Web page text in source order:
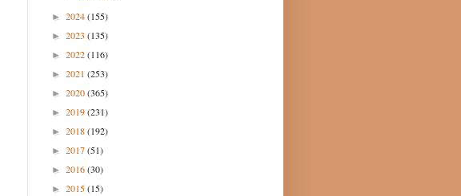
► 2024(155)
► 2023 (135)
► 2022(116)
► 2021 (253)
► 2020(365)
► 2019(231)
► 2018(192)
► 2017(51)
► 2016(30)
► 2015(15)